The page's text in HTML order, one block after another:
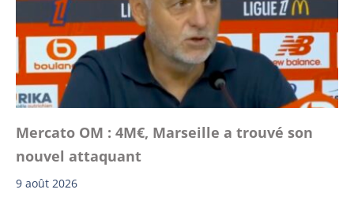
Mercato OM : 4M€, Marseille a trouvé son
nouvel attaquant
9 août 2026